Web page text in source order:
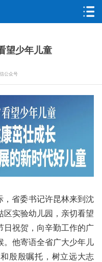
望少年儿童
公众号
省委书记许昆林来到沈
区实验幼儿园，亲切看望
日祝贺，向辛勤工作的广
。他寄语全省广大少年儿
殷殷嘱托，树立远大志